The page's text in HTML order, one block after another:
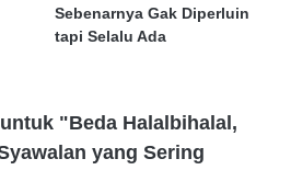
Sebenarnya Gak Diperluin
tapi Selalu Ada
"Beda Halalbihalal,
yang Sering